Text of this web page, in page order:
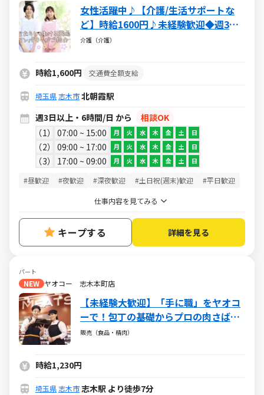
女性活躍中♪【介護/生活サポートな
ど】時給1600円♪未経験歓迎◆週3～
［派遣：マンパワー］
介護（介護）
時給1,600円 交通費全額支給
埼玉県志木市北朝霞駅
週3日以上・6時間/日 から
相談OK
1
07:00 ~ 15:00 月 火 水 木 金 土 日
2 09:00 ~ 17:00 月 火 水 木 金 土 日
3 17:00 ~ 09:00 月 火 水 木 金 土 日
#昼歓迎 #夜歓迎 #深夜歓迎 #土日祝(週末)歓迎 #平日歓迎
仕事内容を見てみる
キープする 詳細を見る
パート
NEW ヤオコー 志木本町店
【未経験大歓迎】「手に職」をヤオコ
ーで！包丁の基礎からプロの肉さばき
までしっかり教えます。食肉の知識を
販売（食品・精肉）
時給1,230円
埼玉県志木市志木駅 より徒歩7分